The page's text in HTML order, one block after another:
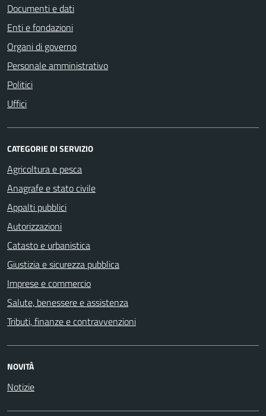
Documenti e dati
Enti e fondazioni
Organi di governo
Personale amministrativo
Politici
Uffici
CATEGORIE DI SERVIZIO
Agricoltura e pesca
Anagrafe e stato civile
Appalti pubblici
Autorizzazioni
Catasto e urbanistica
Giustizia e sicurezza pubblica
Imprese e commercio
Salute, benessere e assistenza
Tributi, finanze e contravvenzioni
NOVITÀ
Notizie